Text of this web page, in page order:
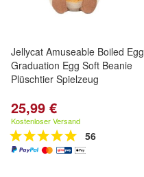
Jellycat Amuseable Boiled Egg
Graduation Egg Soft Beanie
Plüschtier Spielzeug
25,99 €
Kostenloser Versand
56